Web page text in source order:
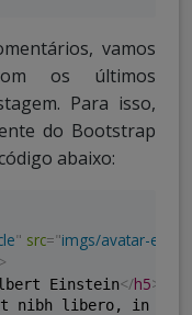
vamos
os últimos
Para isso,
do Bootstrap
abaixo:
" src="imgs/avatar-
>
Einstein</h5>
nibh libero, in